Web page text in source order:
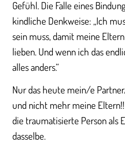
Gefühl. Die Falle eines
kindliche Denkweise: „Ich
sein muss, damit meine
lieben. Und wenn ich das
alles anders.“
Nur das heute mein/e
und nicht mehr meine
die traumatisierte Person als
dasselbe.